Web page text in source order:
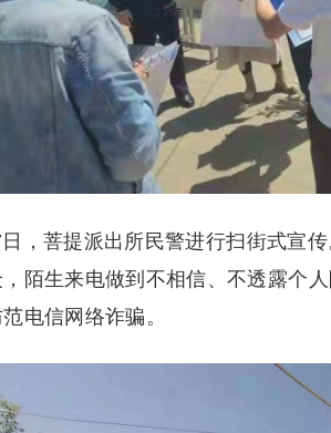
，菩提派出所民警进行扫街式宣
陌生来电做到不相信、不透露个
电信网络诈骗。